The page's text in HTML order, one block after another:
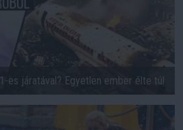
es járatával? Egyetlen ember élte túl